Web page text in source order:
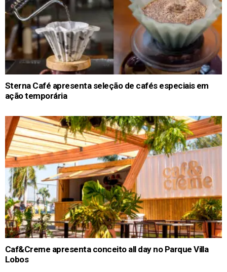
Sterna Café apresenta seleção de cafés especiais em
ação temporária
Caf&Creme apresenta conceito all day no Parque Villa
Lobos